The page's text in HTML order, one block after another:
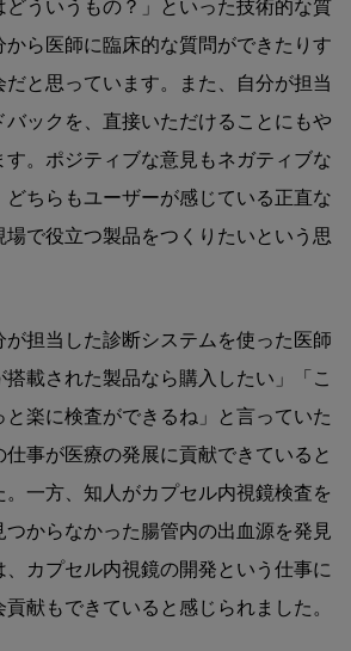
ういうもの？」といった技術的な質
ら医師に臨床的な質問ができたりす
と思っています。また、自分が担当
バックを、直接いただけることにもや
す。ポジティブな意見もネガティブな
ちらもユーザーが感じている正直な
で役立つ製品をつくりたいという思
担当した診断システムを使った医師
載された製品なら購入したい」「こ
楽に検査ができるね」と言っていた
事が医療の発展に貢献できていると
。一方、知人がカプセル内視鏡検査を
からなかった腸管内の出血源を発見
カプセル内視鏡の開発という仕事に
献もできていると感じられました。